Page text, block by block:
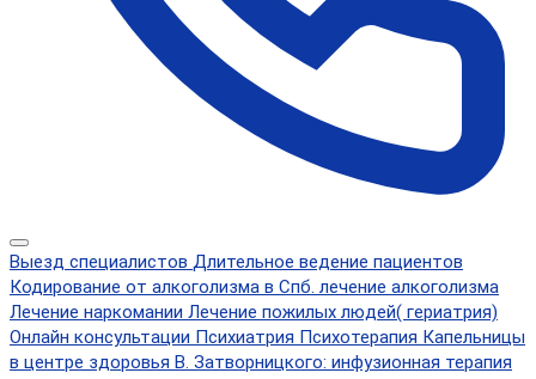
Выезд специалистов Длительное ведение пациентов
Кодирование от алкоголизма в Спб. лечение алкоголизма
Лечение наркомании Лечение пожилых людей( гериатрия)
Онлайн консультации Психиатрия Психотерапия Капельницы
в центре здоровья В. Затворницкого: инфузионная терапия